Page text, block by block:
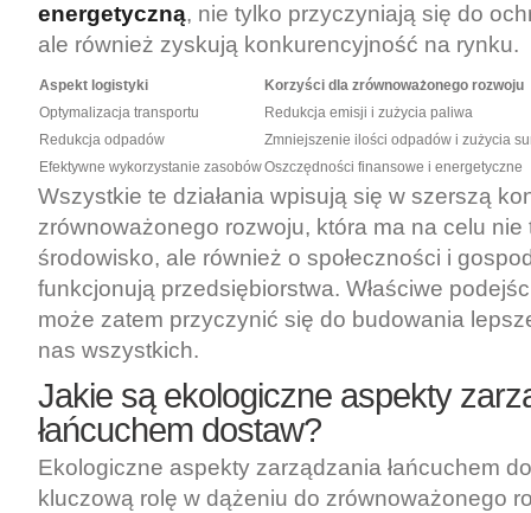
energetyczną, nie tylko przyczyniają się do
ale również zyskują konkurencyjność na rynku.
Aspekt logistyki
Korzyści dla zrównoważonego rozwoju
Optymalizacja transportu
Redukcja emisji i zużycia paliwa
Redukcja odpadów
Zmniejszenie ilości odpadów i zużycia
Efektywne wykorzystanie zasobówOszczędności finansowe i energetyczne
Wszystkie te działania wpisują się w szerszą
zrównoważonego rozwoju, która ma na celu nie
środowisko, ale również o społeczności i
funkcjonują przedsiębiorstwa. Właściwe
może zatem przyczynić się do budowania
nas wszystkich.
Jakie są ekologiczne aspekty
łańcuchem dostaw?
Ekologiczne aspekty zarządzania łańcuchem
kluczową rolę w dążeniu do zrównoważonego